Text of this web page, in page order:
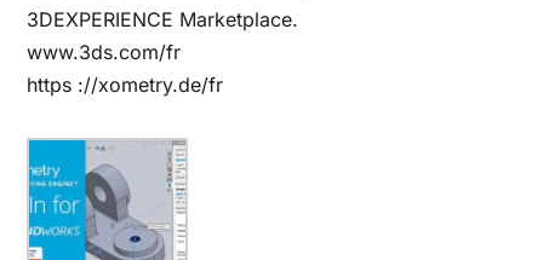
3DEXPERIENCE Marketplace.
www.3ds.com/fr
https ://xometry.de/fr